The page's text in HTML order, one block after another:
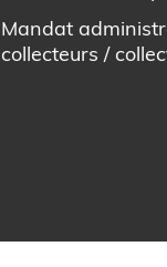
Mandat
collecteurs /